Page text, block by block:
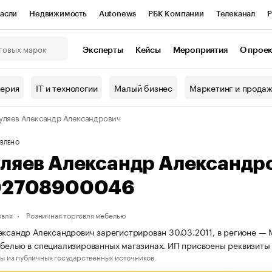
Недвижимость Autonews РБК Компании Телеканал
Проверка контрагентов
Эксперты Кейсы Мероприятия О
IT и технологии Малый бизнес Маркетинг и
Александр Александрович
Александр
Розничная торговля мебелью
Александрович зарегистрирован 30.03.2011, в регионе —
в специализированных магазинах. ИП присвоены
из публичных государственных источников.